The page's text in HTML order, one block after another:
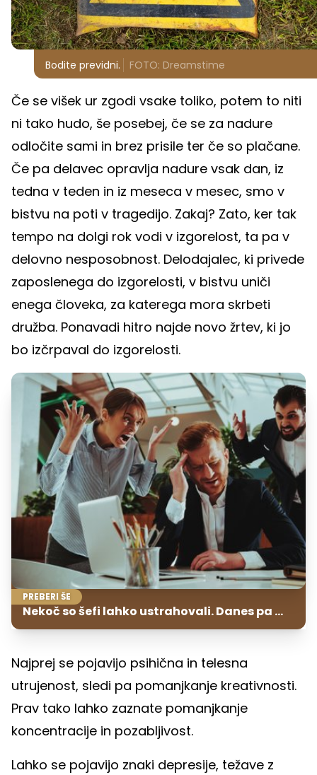
Bodite previdni. FOTO: Dreamstime
Če se višek ur zgodi vsake toliko, potem to niti
ni tako hudo, še posebej, če se za nadure
odločite sami in brez prisile ter če so plačane.
Če pa delavec opravlja nadure vsak dan, iz
tedna v teden in iz meseca v mesec, smo v
bistvu na poti v tragedijo. Zakaj? Zato, ker tak
tempo na dolgi rok vodi v izgorelost, ta pa v
delovno nesposobnost. Delodajalec, ki privede
zaposlenega do izgorelosti, v bistvu uniči
enega človeka, za katerega mora skrbeti
družba. Ponavadi hitro najde novo žrtev, ki jo
bo izčrpaval do izgorelosti.
PREBERI ŠE
Nekoč so šefi lahko ustrahovali. Danes pa ...
Najprej se pojavijo psihična in telesna
utrujenost, sledi pa pomanjkanje kreativnosti.
Prav tako lahko zaznate pomanjkanje
koncentracije in pozabljivost.
Lahko se pojavijo znaki depresije, težave z